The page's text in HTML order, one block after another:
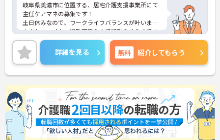
岐阜県美濃市に位置する、居宅介護支援事業所にて
主任ケアマネの募集です！
土日休みなので、ワークライフバランスが叶います
☆また、マイカー通勤可能なので通勤らくらくです
◎
ご興味のある方には、面接対策ポイントなど、さら
に詳細をお話しいたしますのでお気軽にご相談くだ
さい！
詳細を見る 無料 紹介してもらう